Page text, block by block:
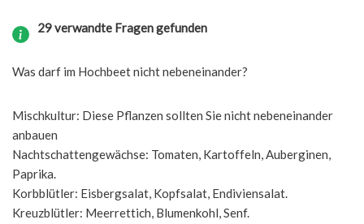
29 verwandte Fragen gefunden
Was darf im Hochbeet nicht nebeneinander?
Mischkultur: Diese Pflanzen sollten Sie nicht nebeneinander
anbauen
Nachtschattengewächse: Tomaten, Kartoffeln, Auberginen,
Paprika.
Korbblütler: Eisbergsalat, Kopfsalat, Endiviensalat.
Kreuzblütler: Meerrettich, Blumenkohl, Senf.